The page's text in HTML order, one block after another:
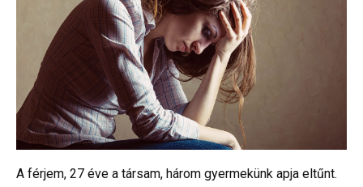
A férjem, 27 éve a társam, három gyermekünk apja eltűnt.